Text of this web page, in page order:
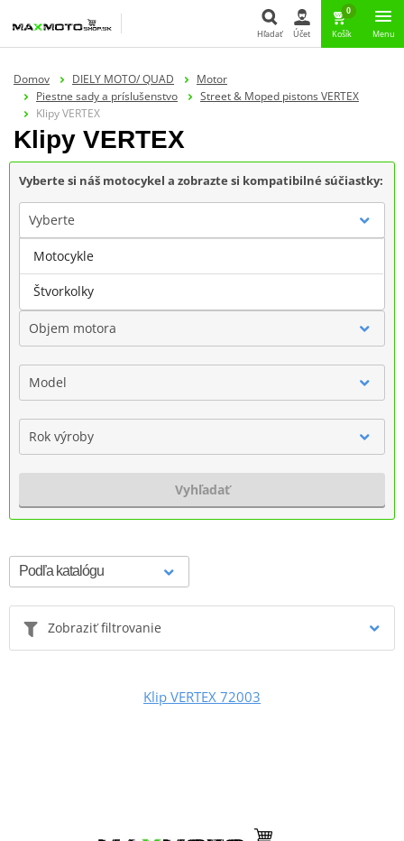
Hľadať Účet
0
Košík Menu
Domov DIELY MOTO/ QUAD
Motor
Piestne sady a príslušenstvo
Street & Moped pistons VERTEX
Klipy VERTEX
Klipy VERTEX
Vyberte si náš motocykel a zobrazte si kompatibilné súčiastky:
Vyberte
Značka
Objem motora
Model
Rok výroby
Vyhľadať
Zobraziť filtrovanie
Klip VERTEX 72003
Motocykle
Štvorkolky